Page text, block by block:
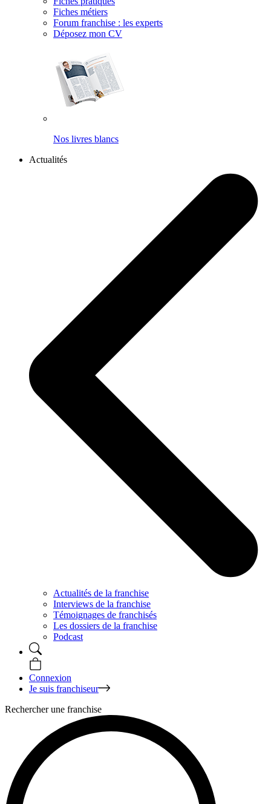
Fiches métiers
Forum franchise : les experts
Déposez mon CV
Nos livres blancs
Actualités
Actualités de la franchise
Interviews de la franchise
Témoignages de franchisés
Les dossiers de la franchise
Podcast
Connexion
Je suis franchiseur
Rechercher une franchise